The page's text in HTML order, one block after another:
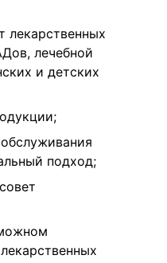
лекарственных
лечебной
и детских
подход;